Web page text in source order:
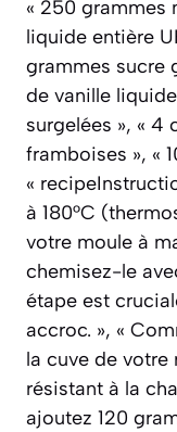
« 250 grammes
liquide entière
grammes sucre
de vanille
surgelées », « 4
framboises », «
«
à 180°C
votre moule à
chemisez-le
étape est
accroc. », «
la cuve de votre
résistant à la
ajoutez 120